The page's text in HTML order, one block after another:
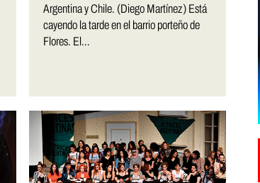
Argentina y Chile. (Diego Martínez) Está
cayendo la tarde en el barrio porteño de
Flores. El...